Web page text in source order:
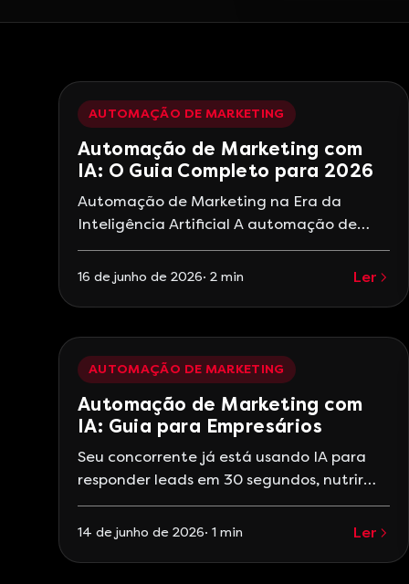
AUTOMAÇÃO DE MARKETING
Automação de Marketing com
IA: O Guia Completo para 2026
Automação de Marketing na Era da
Inteligência Artificial A automação de
marketing em 2026 vai muito além de
disparar e-mails automáticos. Com a
a prever comportamentos, personalizar
jornadas completas em tempo real e
tomar decisões otimizadas sem
intervenção humana. O mercado de
automação de marketing movimenta
16 de junho de 2026· 2 min Ler
AUTOMAÇÃO DE MARKETING
Automação de Marketing com
IA: Guia para Empresários
Seu concorrente já está usando IA para
responder leads em 30 segundos, nutrir
carrinhos abandonados
automaticamente e ajustar lances de
14 de junho de 2026· 1 min Ler